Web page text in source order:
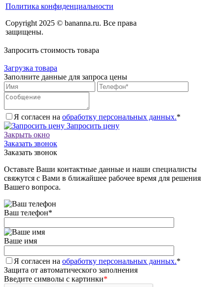
Политика конфиденциальности
Copyright 2025 © bananna.ru. Все права
защищены.
Запросить стоимость товара
Загрузка товара
Заполните данные для запроса цены
Я согласен на обработку персональных данных.*
Запросить цену
Закрыть окно
Заказать звонок
Заказать звонок
Оставьте Ваши контактные данные и наши специалисты
свяжутся с Вами в ближайшее рабочее время для решения
Вашего вопроса.
Ваш телефон*
Ваше имя
Я согласен на обработку персональных данных.*
Защита от автоматического заполнения
Введите символы с картинки*